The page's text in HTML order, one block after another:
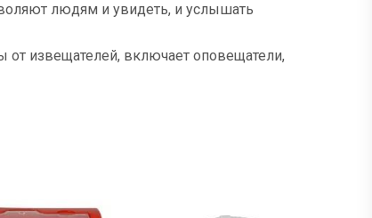
людям и увидеть, и услышать
извещателей, включает оповещатели,